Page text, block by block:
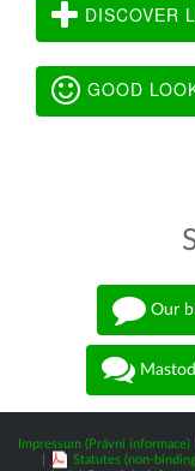
DISCOVER
GOOD
Our
Impressum (Právní informace)
Statutes (non-